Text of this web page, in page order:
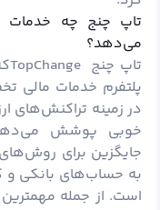
تاپ چنج چه خدمات و
می‌دهد؟
پلتفرم خدمات مالی
در زمینه تراکنش‌های
خوبی پوشش می‌دهد.
جایگزین برای
به حساب‌های بانکی و
است. از جمله